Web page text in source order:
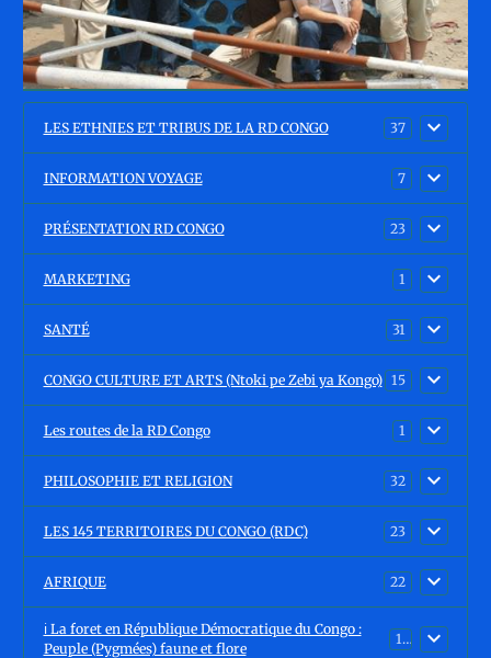
LES ETHNIES ET TRIBUS DE LA RD CONGO 37
INFORMATION VOYAGE 7
PRÉSENTATION RD CONGO 23
MARKETING 1
SANTÉ 31
CONGO CULTURE ET ARTS (Ntoki pe Zebi ya Kongo) 15
Les routes de la RD Congo 1
PHILOSOPHIE ET RELIGION 32
LES 145 TERRITOIRES DU CONGO (RDC) 23
AFRIQUE 22
ℹ️ La foret en République Démocratique du Congo :
Peuple (Pygmées) faune et flore
15